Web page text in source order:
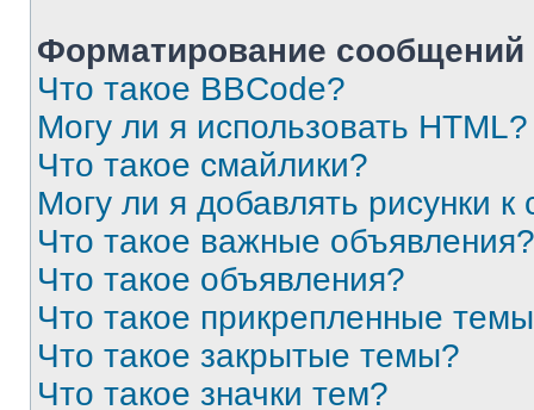
Форматирование
Что такое BBCode?
Могу ли я использовать HTML?
Что такое смайлики?
Могу ли я добавлять рисунки
Что такое важные объявления?
Что такое объявления?
Что такое прикрепленные
Что такое закрытые темы?
Что такое значки тем?